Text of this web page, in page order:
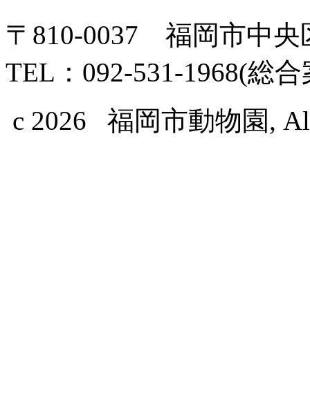
〒810-0037 福岡市中央
TEL：092-531-1968(総
c 2026 福岡市動物園,